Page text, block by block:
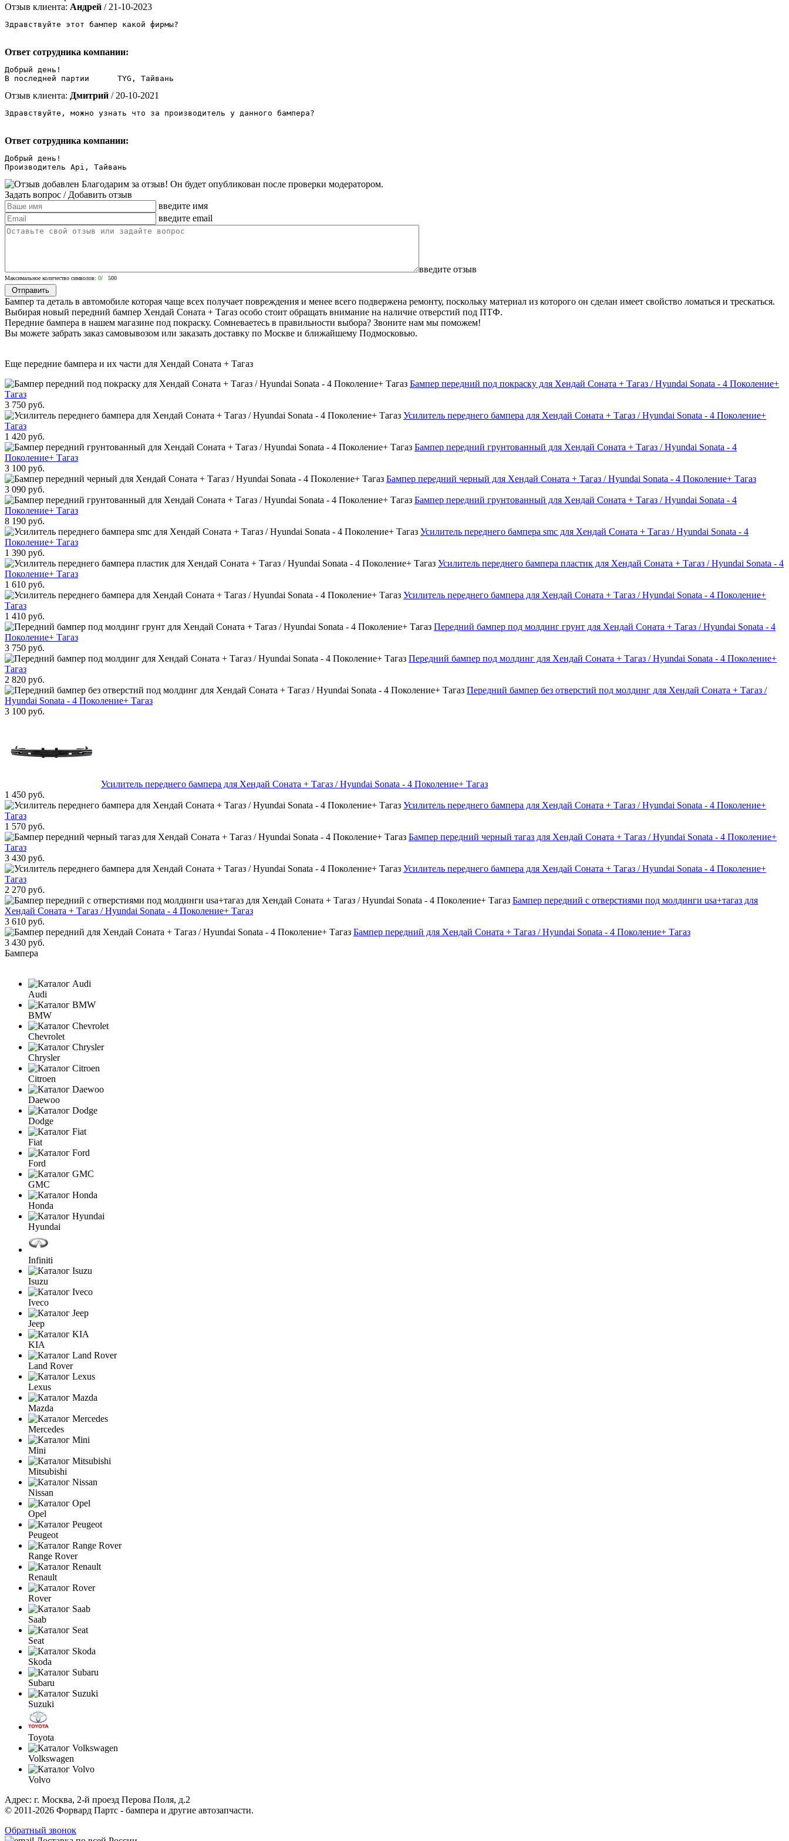
Отзыв клиента: Андрей / 21-10-2023
Здравствуйте этот бампер какой фирмы?
Ответ сотрудника компании:
Добрый день!
В последней партии 	TYG, Тайвань
Отзыв клиента: Дмитрий / 20-10-2021
Здравствуйте, можно узнать что за производитель у данного бампера?
Ответ сотрудника компании:
Добрый день!
Производитель Api, Тайвань
Благодарим за отзыв! Он будет опубликован после проверки модератором.
Задать вопрос / Добавить отзыв
введите имя
введите email
введите отзыв
Максимальное количество символов: 0/ 500
Бампер та деталь в автомобиле которая чаще всех получает повреждения и менее всего подвержена ремонту, поскольку материал из которого он сделан имеет свойство ломаться и трескаться.
Выбирая новый передний бампер Хендай Соната + Тагаз особо стоит обращать внимание на наличие отверстий под ПТФ.
Передние бампера в нашем магазине под покраску. Сомневаетесь в правильности выбора? Звоните нам мы поможем!
Вы можете забрать заказ самовывозом или заказать доставку по Москве и ближайшему Подмосковью.
Еще передние бампера и их части для Хендай Соната + Тагаз
Бампер передний под покраску для Хендай Соната + Тагаз / Hyundai Sonata - 4 Поколение+
Тагаз
3 750 руб.
Усилитель переднего бампера для Хендай Соната + Тагаз / Hyundai Sonata - 4 Поколение+
Тагаз
1 420 руб.
Бампер передний грунтованный для Хендай Соната + Тагаз / Hyundai Sonata - 4
Поколение+ Тагаз
3 100 руб.
Бампер передний черный для Хендай Соната + Тагаз / Hyundai Sonata - 4 Поколение+ Тагаз
3 090 руб.
Бампер передний грунтованный для Хендай Соната + Тагаз / Hyundai Sonata - 4
Поколение+ Тагаз
8 190 руб.
Усилитель переднего бампера smc для Хендай Соната + Тагаз / Hyundai Sonata - 4
Поколение+ Тагаз
1 390 руб.
Усилитель переднего бампера пластик для Хендай Соната + Тагаз / Hyundai Sonata - 4
Поколение+ Тагаз
1 610 руб.
Усилитель переднего бампера для Хендай Соната + Тагаз / Hyundai Sonata - 4 Поколение+
Тагаз
1 410 руб.
Передний бампер под молдинг грунт для Хендай Соната + Тагаз / Hyundai Sonata - 4
Поколение+ Тагаз
3 750 руб.
Передний бампер под молдинг для Хендай Соната + Тагаз / Hyundai Sonata - 4 Поколение+
Тагаз
2 820 руб.
Передний бампер без отверстий под молдинг для Хендай Соната + Тагаз /
Hyundai Sonata - 4 Поколение+ Тагаз
3 100 руб.
Усилитель переднего бампера для Хендай Соната + Тагаз / Hyundai Sonata - 4 Поколение+ Тагаз
1 450 руб.
Усилитель переднего бампера для Хендай Соната + Тагаз / Hyundai Sonata - 4 Поколение+
Тагаз
1 570 руб.
Бампер передний черный тагаз для Хендай Соната + Тагаз / Hyundai Sonata - 4 Поколение+
Тагаз
3 430 руб.
Усилитель переднего бампера для Хендай Соната + Тагаз / Hyundai Sonata - 4 Поколение+
Тагаз
2 270 руб.
Бампер передний с отверстиями под молдинги usa+тагаз для
Хендай Соната + Тагаз / Hyundai Sonata - 4 Поколение+ Тагаз
3 610 руб.
Бампер передний для Хендай Соната + Тагаз / Hyundai Sonata - 4 Поколение+ Тагаз
3 430 руб.
Бампера
Audi
BMW
Chevrolet
Chrysler
Citroen
Daewoo
Dodge
Fiat
Ford
GMC
Honda
Hyundai
Infiniti
Isuzu
Iveco
Jeep
KIA
Land Rover
Lexus
Mazda
Mercedes
Mini
Mitsubishi
Nissan
Opel
Peugeot
Range Rover
Renault
Rover
Saab
Seat
Skoda
Subaru
Suzuki
Toyota
Volkswagen
Volvo
Адрес: г. Москва, 2-й проезд Перова Поля, д.2
© 2011-2026 Форвард Партс - бампера и другие автозапчасти.
Обратный звонок